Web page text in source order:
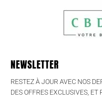
NEWSLETTER
RESTEZ À JOUR AVEC NOS
DES OFFRES EXCLUSIVES, ET